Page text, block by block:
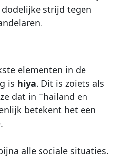
strijd tegen
elementen in de
is hiya. Dit is zoiets als
dat in Thailand en
betekent het een
alle sociale situaties.